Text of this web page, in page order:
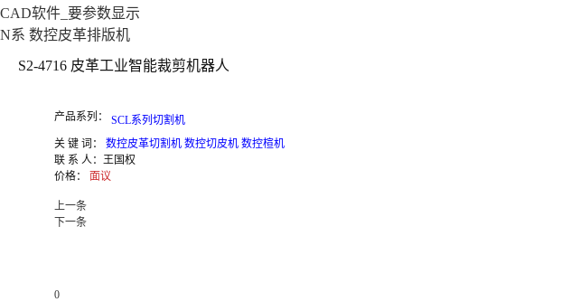
CAD软件_要参数显示
N系 数控皮革排版机
S2-4716 皮革工业智能裁剪机器人
产品系列： SCL系列切割机
关 键 词：
数控皮革切割机 数控切皮机 数控楦机
联 系 人： 王国权
价格： 面议
上一条
下一条
0